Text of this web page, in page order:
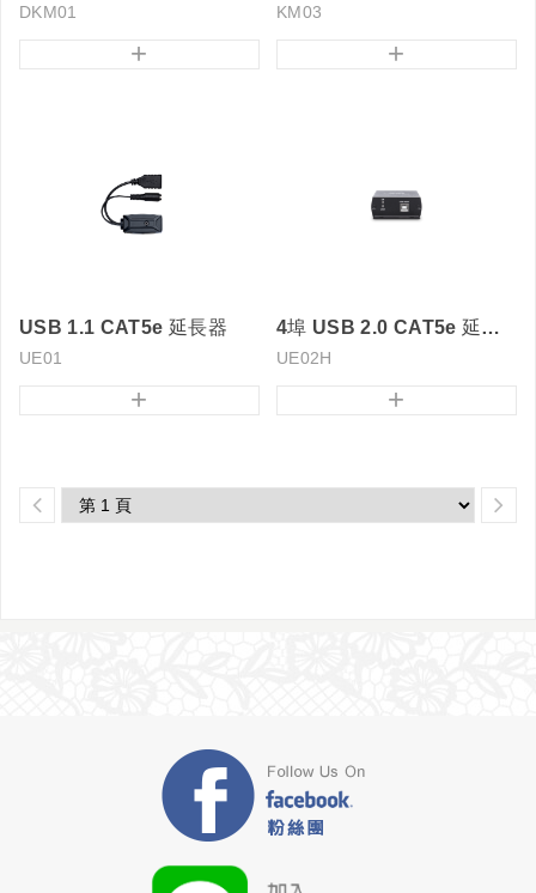
DKM01
+
KM03
+
USB 1.1 CAT5e 延長器
UE01
+
4埠 USB 2.0 CAT5e 延長器
UE02H
+